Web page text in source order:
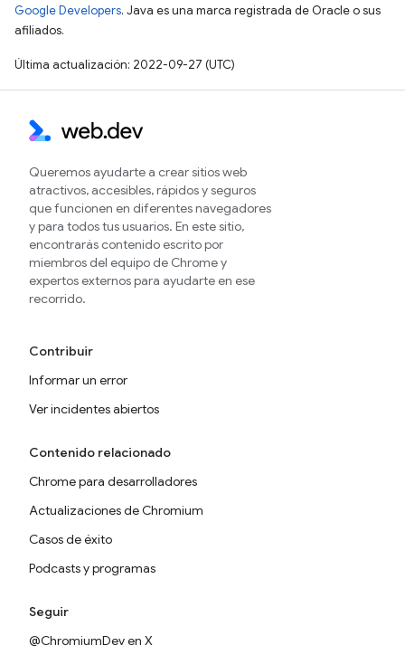
Google Developers. Java es una marca registrada de Oracle o sus
afiliados.
Última actualización: 2022-09-27 (UTC)
Queremos ayudarte a crear sitios web
atractivos, accesibles, rápidos y seguros
que funcionen en diferentes navegadores
y para todos tus usuarios. En este sitio,
encontrarás contenido escrito por
miembros del equipo de Chrome y
expertos externos para ayudarte en ese
recorrido.
Contribuir
Informar un error
Ver incidentes abiertos
Contenido relacionado
Chrome para desarrolladores
Actualizaciones de Chromium
Casos de éxito
Podcasts y programas
Seguir
@ChromiumDev en X